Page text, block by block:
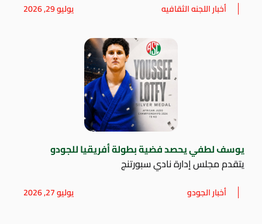
أخبار اللجنه الثقافيه يوليو 29, 2026
يوسف لطفي يحصد فضية بطولة أفريقيا للجودو
يتقدم مجلس إدارة نادي سبورتنج
أخبار الجودو يوليو 27, 2026